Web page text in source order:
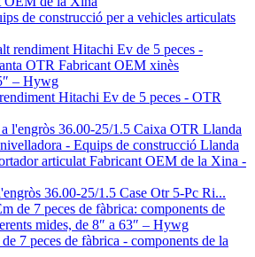
de construcció per a vehicles articulats
Hitachi Ev de 5 peces - OTR
36.00-25/1.5 Case Otr 5-Pc Ri...
7 peces de fàbrica - components de la